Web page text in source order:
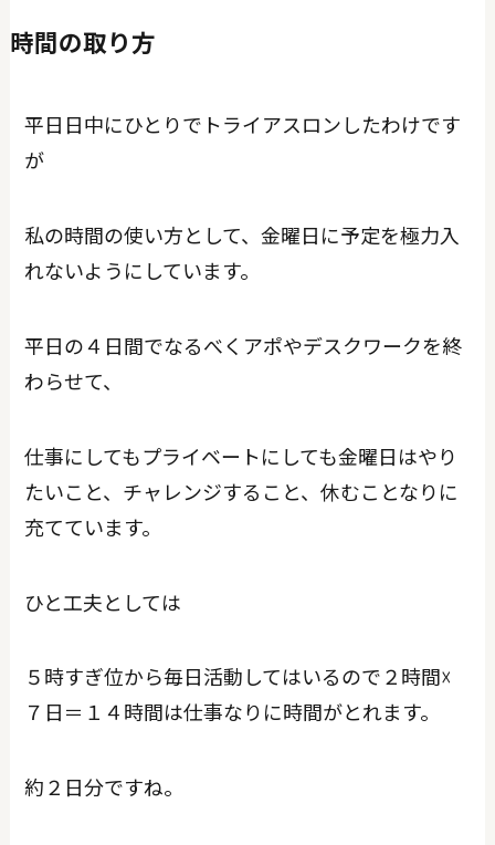
時間の取り方
平日日中にひとりでトライアスロンしたわけです
が
私の時間の使い方として、金曜日に予定を極力入
れないようにしています。
平日の４日間でなるべくアポやデスクワークを終
わらせて、
仕事にしてもプライベートにしても金曜日はやり
たいこと、チャレンジすること、休むことなりに
充てています。
ひと工夫としては
５時すぎ位から毎日活動してはいるので２時間☓
７日＝１４時間は仕事なりに時間がとれます。
約２日分ですね。